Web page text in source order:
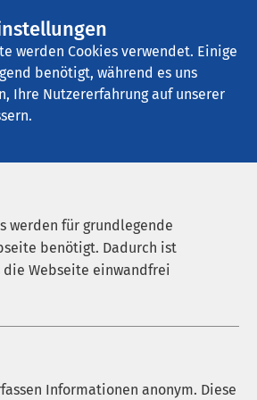
werden Cookies verwendet. Einige
benötigt, während es uns
Ihre Nutzererfahrung auf unserer
werden für grundlegende
benötigt. Dadurch ist
Webseite einwandfrei
Informationen anonym. Diese
Aktuelles